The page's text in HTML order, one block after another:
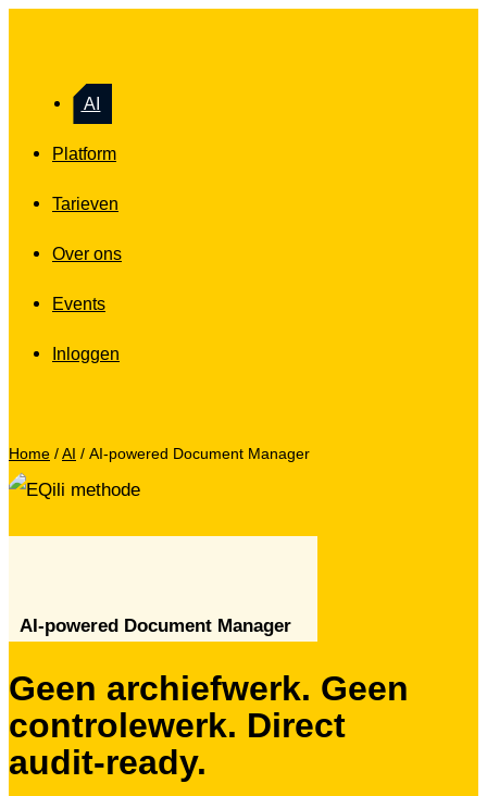
AI
Platform
Tarieven
Over ons
Events
Inloggen
Home /AI / AI-powered Document Manager
AI-powered Document Manager
Geen archiefwerk. Geen
controlewerk. Direct
audit-ready.